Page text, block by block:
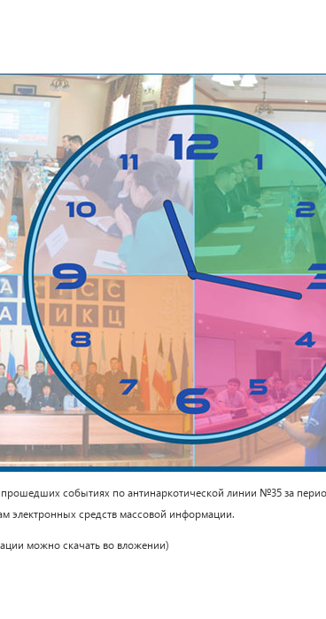
событиях по антинаркотической линии №35 за
электронных средств массовой информации.
можно скачать во вложении)